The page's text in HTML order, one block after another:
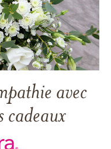
avec
cadeaux